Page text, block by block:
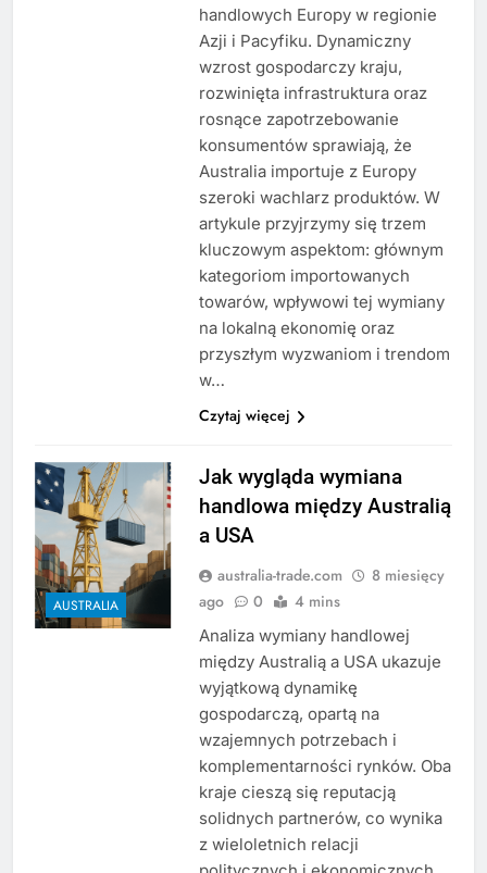
handlowych Europy w regionie
Azji i Pacyfiku. Dynamiczny
wzrost gospodarczy kraju,
rozwinięta infrastruktura oraz
rosnące zapotrzebowanie
konsumentów sprawiają, że
Australia importuje z Europy
szeroki wachlarz produktów. W
artykule przyjrzymy się trzem
kluczowym aspektom: głównym
kategoriom importowanych
towarów, wpływowi tej wymiany
na lokalną ekonomię oraz
przyszłym wyzwaniom i trendom
w…
Czytaj więcej
AUSTRALIA
Jak wygląda wymiana
handlowa między Australią
a USA
australia-trade.com
8 miesięcy
ago
0 4 mins
Analiza wymiany handlowej
między Australią a USA ukazuje
wyjątkową dynamikę
gospodarczą, opartą na
wzajemnych potrzebach i
komplementarności rynków. Oba
kraje cieszą się reputacją
solidnych partnerów, co wynika
z wieloletnich relacji